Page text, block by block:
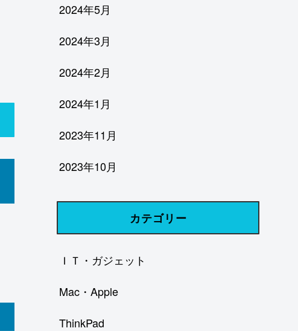
2024年5月
2024年3月
2024年2月
2024年1月
2023年11月
2023年10月
カテゴリー
ＩＴ・ガジェット
Mac・Apple
ThinkPad